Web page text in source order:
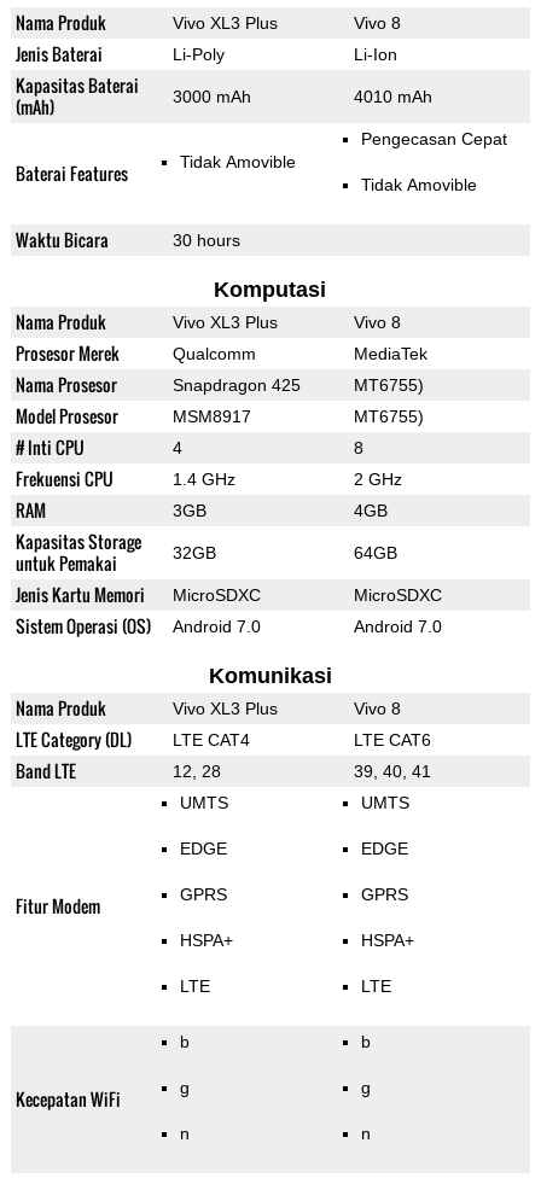
Nama Produk Vivo XL3 Plus Vivo 8
Jenis Baterai Li-Poly Li-Ion
Kapasitas Baterai
(mAh)
3000 mAh 4010 mAh
Baterai Features Tidak Amovible
Pengecasan Cepat
Tidak Amovible
Waktu Bicara 30 hours
Komputasi
Nama Produk Vivo XL3 Plus Vivo 8
Prosesor Merek Qualcomm MediaTek
Nama Prosesor Snapdragon 425 MT6755)
Model Prosesor MSM8917 MT6755)
# Inti CPU 4 8
Frekuensi CPU 1.4 GHz 2 GHz
RAM 3GB 4GB
Kapasitas Storage
untuk Pemakai
32GB 64GB
Jenis Kartu Memori MicroSDXC MicroSDXC
Sistem Operasi (OS) Android 7.0 Android 7.0
Komunikasi
Nama Produk Vivo XL3 Plus Vivo 8
LTE Category (DL) LTE CAT4 LTE CAT6
Band LTE 12, 28 39, 40, 41
Fitur Modem
UMTS
EDGE
GPRS
HSPA+
LTE
UMTS
EDGE
GPRS
HSPA+
LTE
Kecepatan WiFi
b
g
n
b
g
n